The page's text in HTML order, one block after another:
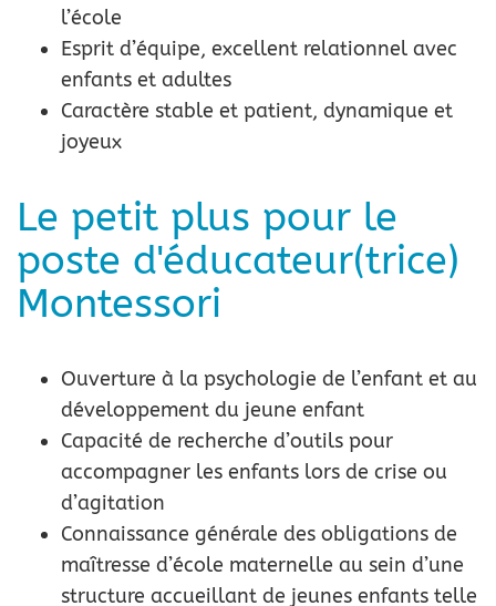
l’école
Esprit d’équipe, excellent relationnel avec
enfants et adultes
Caractère stable et patient, dynamique et
joyeux
Le petit plus pour le
poste d'éducateur(trice)
Montessori
Ouverture à la psychologie de l’enfant et au
développement du jeune enfant
Capacité de recherche d’outils pour
accompagner les enfants lors de crise ou
d’agitation
Connaissance générale des obligations de
maîtresse d’école maternelle au sein d’une
structure accueillant de jeunes enfants telle